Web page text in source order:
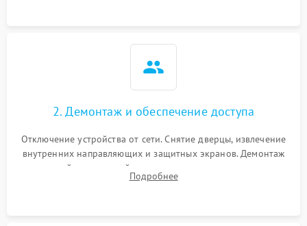
2. Демонтаж и обеспечение доступа
Отключение устройства от сети. Снятие дверцы, извлечение
внутренних направляющих и защитных экранов. Демонтаж
задней или верхней панели для прямого доступа к
нагревательным элементам, плате и вентиляторам.
Подробнее